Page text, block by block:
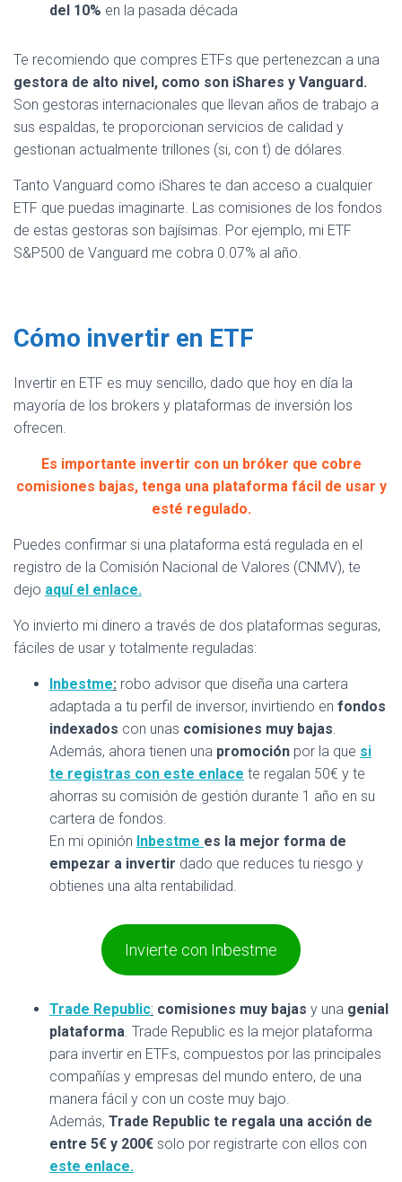
del 10% en la pasada década
Te recomiendo que compres ETFs que pertenezcan a una
gestora de alto nivel, como son iShares y Vanguard.
Son gestoras internacionales que llevan años de trabajo a
sus espaldas, te proporcionan servicios de calidad y
gestionan actualmente trillones (si, con t) de dólares.
Tanto Vanguard como iShares te dan acceso a cualquier
ETF que puedas imaginarte. Las comisiones de los fondos
de estas gestoras son bajísimas. Por ejemplo, mi ETF
S&P500 de Vanguard me cobra 0.07% al año.
Cómo invertir en ETF
Invertir en ETF es muy sencillo, dado que hoy en día la
mayoría de los brokers y plataformas de inversión los
ofrecen.
Es importante invertir con un bróker que cobre
comisiones bajas, tenga una plataforma fácil de usar y
esté regulado.
Puedes confirmar si una plataforma está regulada en el
registro de la Comisión Nacional de Valores (CNMV), te
dejo aquí el enlace.
Yo invierto mi dinero a través de dos plataformas seguras,
fáciles de usar y totalmente reguladas:
Inbestme: robo advisor que diseña una cartera
adaptada a tu perfil de inversor, invirtiendo en fondos
indexados con unas comisiones muy bajas.
Además, ahora tienen una promoción por la que si
te registras con este enlace te regalan 50€ y te
ahorras su comisión de gestión durante 1 año en su
cartera de fondos.
En mi opinión Inbestme es la mejor forma de
empezar a invertir dado que reduces tu riesgo y
obtienes una alta rentabilidad.
Invierte con Inbestme
Trade Republic: comisiones muy bajas y una genial
plataforma. Trade Republic es la mejor plataforma
para invertir en ETFs, compuestos por las principales
compañías y empresas del mundo entero, de una
manera fácil y con un coste muy bajo.
Además, Trade Republic te regala una acción de
entre 5€ y 200€ solo por registrarte con ellos con
este enlace.